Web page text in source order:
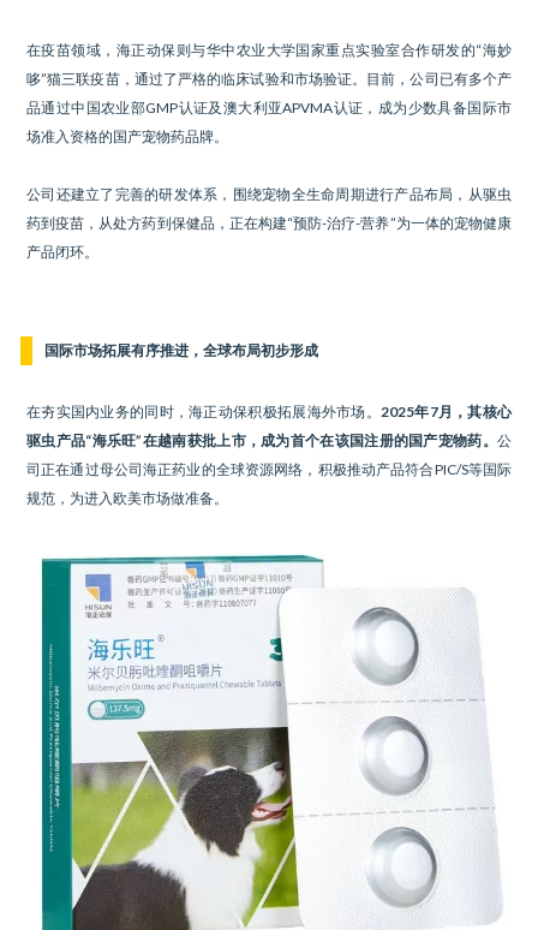
在疫苗领域，海正动保则与华中农业大学国家重点实验室合作研发的“海妙
哆”猫三联疫苗，通过了严格的临床试验和市场验证。目前，公司已有多个产
品通过中国农业部GMP认证及澳大利亚APVMA认证，成为少数具备国际市
场准入资格的国产宠物药品牌。
公司还建立了完善的研发体系，围绕宠物全生命周期进行产品布局，从驱虫
药到疫苗，从处方药到保健品，正在构建“预防-治疗-营养”为一体的宠物健康
产品闭环。
国际市场拓展有序推进，全球布局初步形成
在夯实国内业务的同时，海正动保积极拓展海外市场。 2025年7月，其核心
驱虫产品“海乐旺”在越南获批上市，成为首个在该国注册的国产宠物药。 公
司正在通过母公司海正药业的全球资源网络，积极推动产品符合PIC/S等国际
规范，为进入欧美市场做准备。